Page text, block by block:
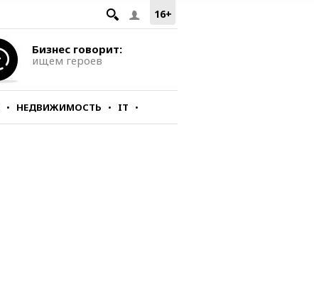
16+
Бизнес говорит:
ищем героев
НЕДВИЖИМОСТЬ IT